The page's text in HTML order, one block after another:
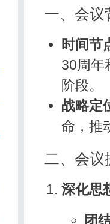
一、会议
时间节
30周年
阶段。
战略定
命，推
二、会议
深化思
团